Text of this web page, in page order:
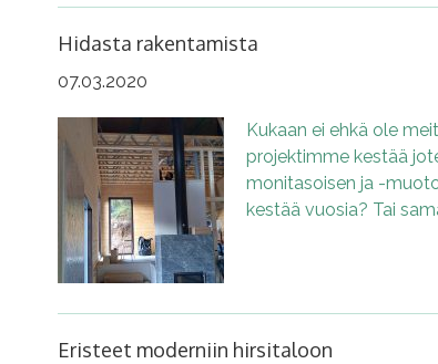
Hidasta rakentamista
07.03.2020
Kukaan ei ehkä ole
projektimme kestää
monitasoisen ja -
kestää vuosia? Tai
Eristeet moderniin hirsitaloon